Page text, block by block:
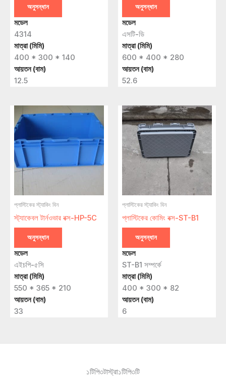
অনুসন্ধান
মডেল
4314
মাত্রা (মিমি)
400 * 300 * 140
আয়তন (বাম)
12.5
অনুসন্ধান
মডেল
এসটি-ডি
মাত্রা (মিমি)
600 * 400 * 280
আয়তন (বাম)
52.6
প্লাস্টিকের স্ট্যাকিং বিন
স্ট্যাকেবল টার্নওভার বক্স-HP-5C
অনুসন্ধান
মডেল
এইচপি-৫সি
মাত্রা (মিমি)
550 * 365 * 210
আয়তন (বাম)
33
প্লাস্টিকের স্ট্যাকিং বিন
প্লাস্টিকের কোমিং বক্স-ST-B1
অনুসন্ধান
মডেল
ST-B1 সম্পর্কে
মাত্রা (মিমি)
400 * 300 * 82
আয়তন (বাম)
6
১টিপি৩টাস্ট্রা১টিপি৩টি